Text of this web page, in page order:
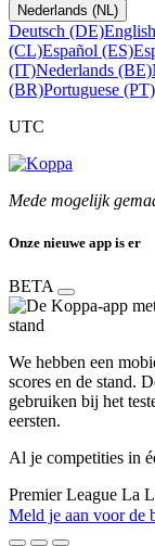
Nederlands (NL)
Deutsch (DE)
(CL)Español (ES)
(IT)Nederlands (BE)
(BR)Portuguese (PT)
UTC
Mede mogelijk
Onze nieuwe app is er
BETA
We hebben een
scores en de stand.
gebruiken bij het
eersten.
Al je competities in
Premier League La
Meld je aan voor de